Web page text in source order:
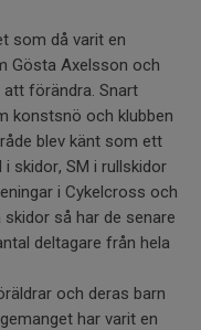
som då varit en
Gösta Axelsson och
att förändra. Snart
konstsnö och klubben
blev känt som ett
i skidor, SM i rullskidor
i Cykelcross och
så har de senare
deltagare från hela
och deras barn
har varit en